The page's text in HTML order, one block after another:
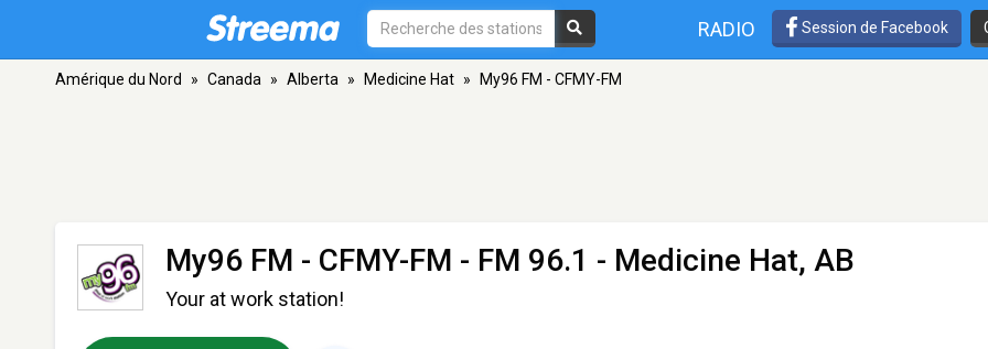
RADIO Session de Facebook
Amérique du Nord » Canada » Alberta » Medicine Hat » My96 FM - CFMY-FM
My96 FM - CFMY-FM - FM 96.1 - Medicine Hat, AB
Your at work station!